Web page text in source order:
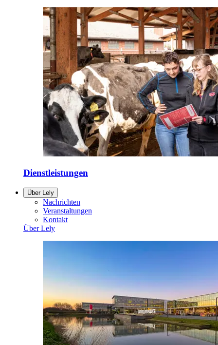
Dienstleistungen
Über Lely
Nachrichten
Veranstaltungen
Kontakt
Über Lely